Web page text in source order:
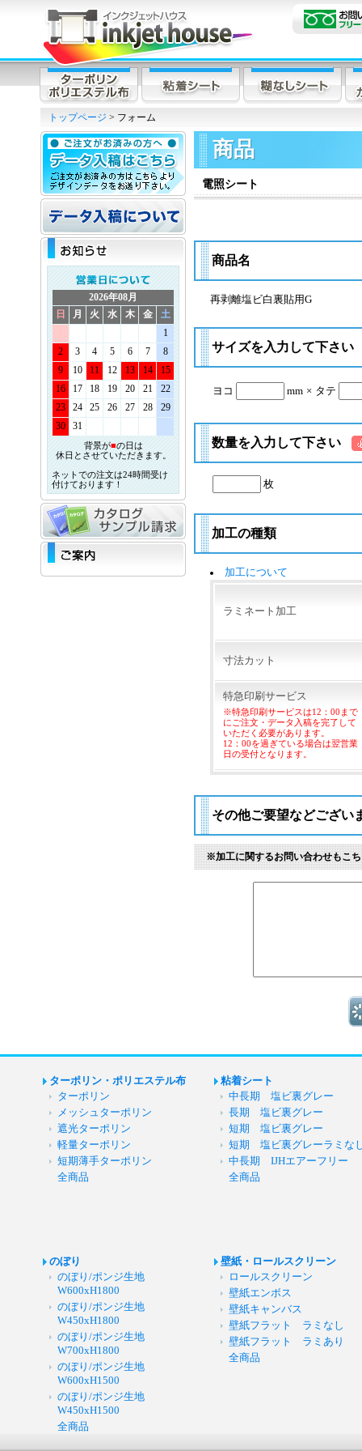
トップページ > フォーム
2026年08月
日
月 火 水 木 金
土
1
2
3 4 5 6 7
8
9
10 11 12 13 14
15
16
17 18 19 20 21
22
23
24 25 26 27 28
29
30
31
背景が■の日は
休日とさせていただきます。
ネットでの注文は24時間受け
付けております！
商品
電照シート
商品名
再剥離塩ビ白裏貼用G
サイズを入力して下さい
ヨコ mm × タテ
数量を入力して下さい
枚
加工の種類
加工について
ラミネート加工
寸法カット
特急印刷サービス
※特急印刷サービスは12：00まで
にご注文・データ入稿を完了して
いただく必要があります。
12：00を過ぎている場合は翌営業
日の受付となります。
その他ご要望などござい
※加工に関するお問い合わせもこ
ターポリン・ポリエステル布
ターポリン
メッシュターポリン
遮光ターポリン
軽量ターポリン
短期薄手ターポリン
全商品
粘着シート
中長期 塩ビ裏グレー
長期 塩ビ裏グレー
短期 塩ビ裏グレー
短期 塩ビ裏グレーラミな
中長期 IJHエアーフリー
全商品
のぼり
のぼり/ポンジ生地
W600xH1800
のぼり/ポンジ生地
W450xH1800
のぼり/ポンジ生地
W700xH1800
のぼり/ポンジ生地
W600xH1500
のぼり/ポンジ生地
W450xH1500
全商品
壁紙・ロールスクリーン
ロールスクリーン
壁紙エンボス
壁紙キャンバス
壁紙フラット ラミなし
壁紙フラット ラミあり
全商品